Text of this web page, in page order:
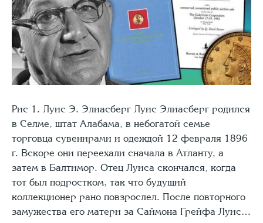
Рис 1. Луис Э. Элиасберг Луис Элиасберг родился
в Селме, штат Алабама, в небогатой семье
торговца сувенирами и одеждой 12 февраля 1896
г. Вскоре они переехали сначала в Атланту, а
затем в Балтимор. Отец Луиса скончался, когда
тот был подростком, так что будущий
коллекционер рано повзрослел. После повторного
замужества его матери за Саймона Грейфа Луис…